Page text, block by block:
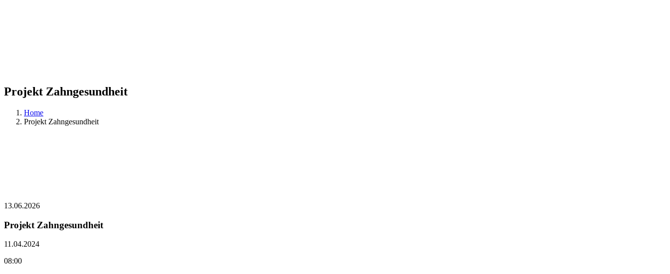
Projekt Zahngesundheit
Home
Projekt Zahngesundheit
13.06.2026
Projekt Zahngesundheit
11.04.2024
08:00